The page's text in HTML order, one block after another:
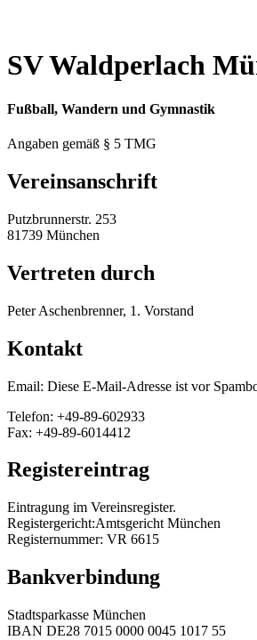
SV Waldperlach
Fußball, Wandern und Gymnastik
Angaben gemäß § 5 TMG
Vereinsanschrift
Putzbrunnerstr. 253
81739 München
Vertreten durch
Peter Aschenbrenner, 1. Vorstand
Kontakt
Email: Diese E-Mail-Adresse ist vor
Telefon: +49-89-602933
Fax: +49-89-6014412
Registereintrag
Eintragung im Vereinsregister.
Registergericht:Amtsgericht München
Registernummer: VR 6615
Bankverbindung
Stadtsparkasse München
IBAN DE28 7015 0000 0045 1017 55